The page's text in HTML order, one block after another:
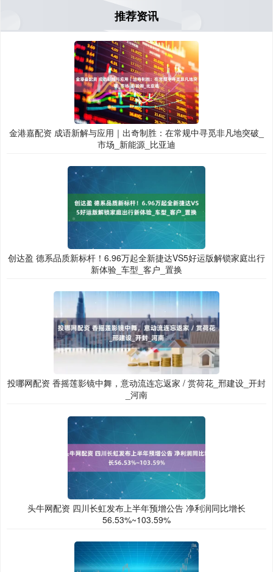
推荐资讯
金港嘉配资 成语新解与应用｜出奇制胜：在常规中寻觅非凡地突破_
市场_新能源_比亚迪
创达盈 德系品质新标杆！6.96万起全新捷达VS5好运版解锁家庭出行
新体验_车型_客户_置换
投哪网配资 香摇莲影镜中舞，意动流连忘返家 / 赏荷花_邢建设_开封
_河南
头牛网配资 四川长虹发布上半年预增公告 净利润同比增长
56.53%~103.59%